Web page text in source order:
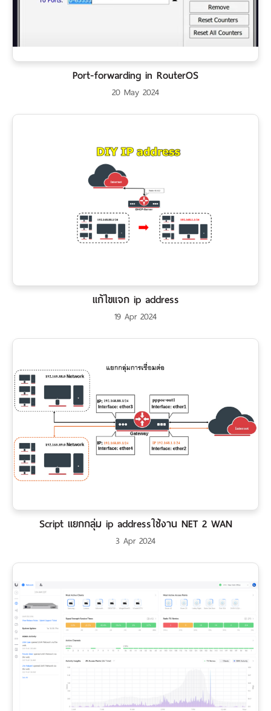
Port-forwarding in RouterOS
20 May 2024
แก้ไขแจก ip address
19 Apr 2024
Script แยกกลุ่ม ip addressใช้งาน NET 2 WAN
3 Apr 2024